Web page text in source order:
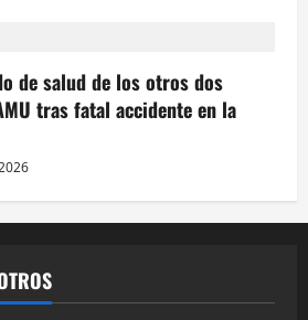
de salud de los otros dos
tras fatal accidente en la